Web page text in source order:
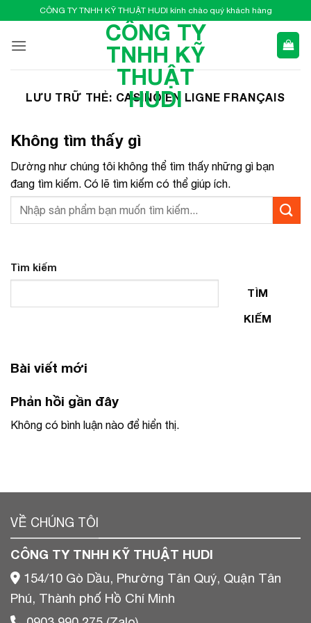
qua
nội
CÔNG TY TNHH KỸ THUẬT HUDI kính chào quý khách hàng
CÔNG TY
TNHH KỸ
THUẬT
HUDI
LƯU TRỮ THẺ: CASINO EN LIGNE FRANÇAIS
Không tìm thấy gì
Dường như chúng tôi không thể tìm thấy những gì bạn
đang tìm kiếm. Có lẽ tìm kiếm có thể giúp ích.
Tìm kiếm
TÌM
KIẾM
Bài viết mới
Phản hồi gần đây
Không có bình luận nào để hiển thị.
VỀ CHÚNG TÔI
CÔNG TY TNHH KỸ THUẬT HUDI
154/10 Gò Dầu, Phường Tân Quý, Quận Tân
Phú, Thành phố Hồ Chí Minh